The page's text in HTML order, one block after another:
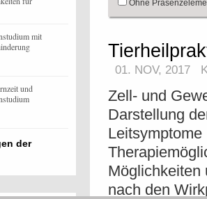
Ohne
01. NOV, 2017
Zell- und
Darstellung
Möglichkeiten
nach den
mit
und
der